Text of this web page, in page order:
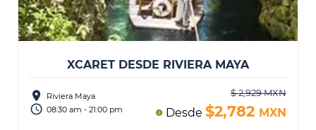
XCARET DESDE RIVIERA MAYA
place Riviera Maya
access_time 08:30 am - 21:00 pm
$ 2,929 MXN
info Desde $2,782 MXN